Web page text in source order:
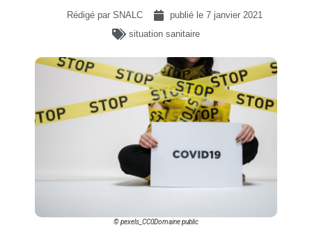
Rédigé par SNALC publié le 7 janvier 2021
situation sanitaire
© pexels_CC0Domaine public